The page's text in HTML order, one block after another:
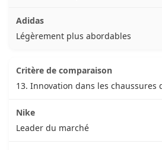
Légèrement plus abordables
13. Innovation dans les chaussures
Leader du marché